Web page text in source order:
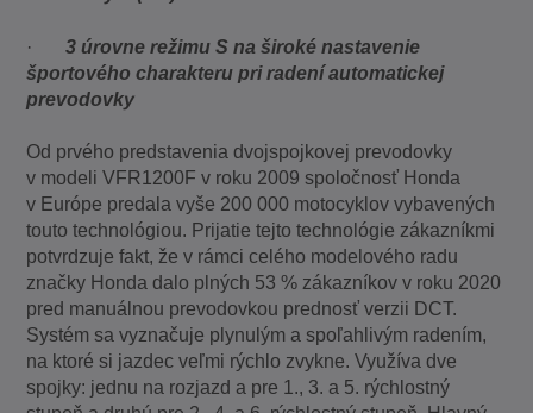
·3 úrovne režimu S na široké nastavenie
športového charakteru pri radení automatickej
prevodovky
Od prvého predstavenia dvojspojkovej prevodovky
v modeli VFR1200F v roku 2009 spoločnosť Honda
v Európe predala vyše 200 000 motocyklov vybavených
touto technológiou. Prijatie tejto technológie zákazníkmi
potvrdzuje fakt, že v rámci celého modelového radu
značky Honda dalo plných 53 % zákazníkov v roku 2020
pred manuálnou prevodovkou prednosť verzii DCT.
Systém sa vyznačuje plynulým a spoľahlivým radením,
na ktoré si jazdec veľmi rýchlo zvykne. Využíva dve
spojky: jednu na rozjazd a pre 1., 3. a 5. rýchlostný